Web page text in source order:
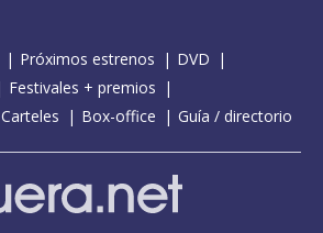
Próximos estrenos
DVD
Festivales + premios
Carteles Box-office Guía / directorio